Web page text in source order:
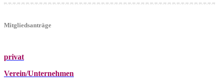
Mitgliedsanträge
privat
Verein/Unternehmen